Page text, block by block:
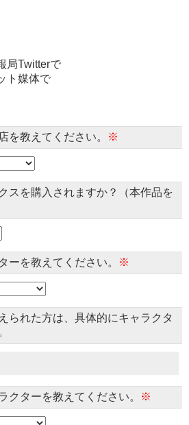
局Twitterで
ト媒体で
を教えてください。 ※
スを購入されますか？（本作品を
ーを教えてください。 ※
られた方は、具体的にキャラクタ
クターを教えてください。 ※